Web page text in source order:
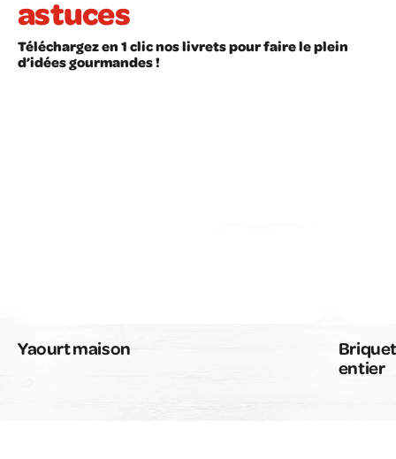
astuces
Téléchargez en 1 clic nos livrets pour faire le plein
d’idées gourmandes !
Yaourt maison
entier